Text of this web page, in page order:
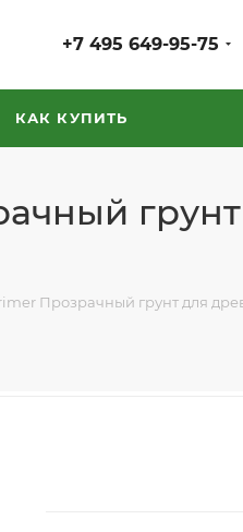
+7 495 649-95-75
КАК КУПИТЬ
Прозрачный грунт для